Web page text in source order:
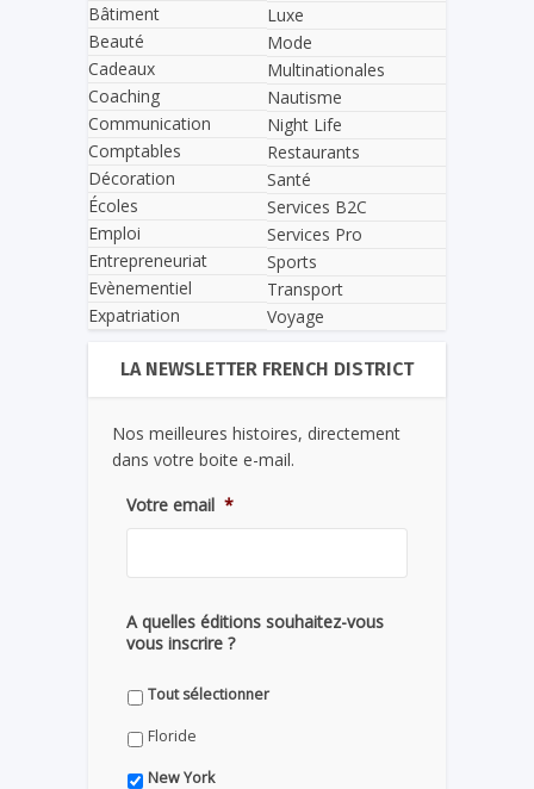
Bâtiment
Beauté
Cadeaux
Coaching
Communication
Comptables
Décoration
Écoles
Emploi
Entrepreneuriat
Evènementiel
Expatriation
Luxe
Mode
Multinationales
Nautisme
Night Life
Restaurants
Santé
Services B2C
Services Pro
Sports
Transport
Voyage
LA NEWSLETTER FRENCH DISTRICT
Nos meilleures histoires, directement
dans votre boite e-mail.
Votre email *
A quelles éditions souhaitez-vous
vous inscrire ?
Tout sélectionner
Floride
New York